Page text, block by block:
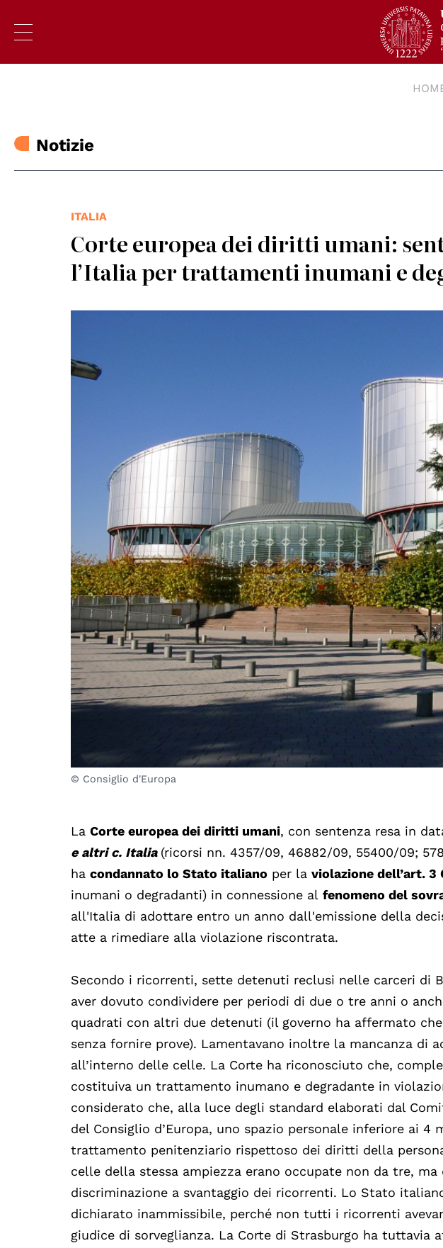
Notizie
ITALIA
Corte europea dei diritti umani:
l’Italia per trattamenti inumani e
© Consiglio d'Europa
LaCorte europea dei diritti umani, con sentenza resa in
e altri c. Italia (ricorsi nn. 4357/09, 46882/09, 55400/09;
hacondannato lo Stato italiano per laviolazione dell’art. 3
inumani o degradanti) in connessione alfenomeno del
all'Italia di adottare entro un anno dall'emissione della
atte a rimediare alla violazione riscontrata.
Secondo i ricorrenti, sette detenuti reclusi nelle carceri di
aver dovuto condividere per periodi di due o tre anni o
quadrati con altri due detenuti (il governo ha affermato
senza fornire prove). Lamentavano inoltre la mancanza di
all’interno delle celle. La Corte ha riconosciuto che,
costituiva un trattamento inumano e degradante in
considerato che, alla luce degli standard elaborati dal
del Consiglio d’Europa, uno spazio personale inferiore ai
trattamento penitenziario rispettoso dei diritti della
celle della stessa ampiezza erano occupate non da tre,
discriminazione a svantaggio dei ricorrenti. Lo Stato
dichiarato inammissibile, perché non tutti i ricorrenti
giudice di sorveglianza. La Corte di Strasburgo ha tuttavia